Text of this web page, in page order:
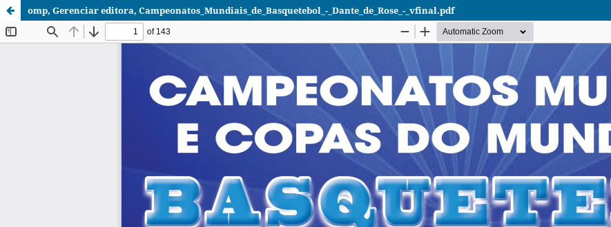
omp, Gerenciar editora, Campeonatos_Mundiais_de_Basquetebol_-_Dante_de_Rose_-_vfinal.pdf